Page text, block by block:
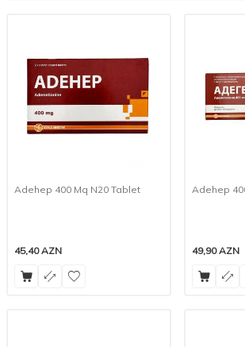
Adehep 400 Mq N20 Tablet
45,40AZN
Adehep
49,90AZN